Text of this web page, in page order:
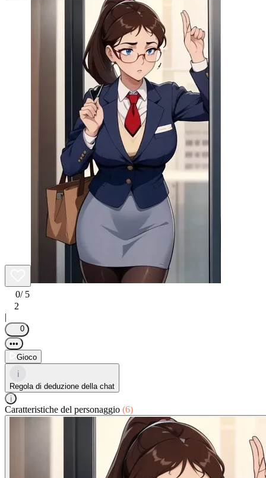
0/ 5
2
|
0
•••
Gioco
i
Regola di deduzione della chat
i
Caratteristiche del personaggio (6)